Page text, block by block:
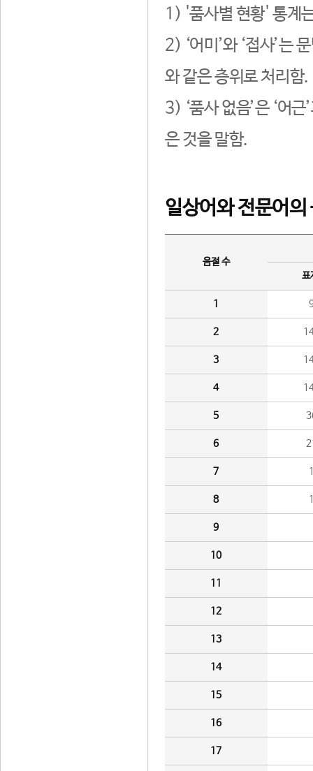
1) '품사별 현황' 통계
2) ‘어미’와 ‘접사’는
와 같은 층위로 처리함.
3) ‘품사 없음’은 ‘어
은 것을 말함.
일상어와 전문어의
음절 수
표
1
2
3
4
5
6
7
8
9
10
11
12
13
14
15
16
17